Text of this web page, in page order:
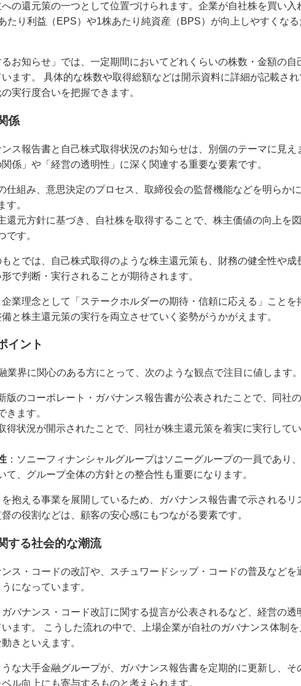
の還元策の一つとして位置づけられます。企業が自社株を買い入
たり利益（EPS）や1株あたり純資産（BPS）が向上しやすくな
お知らせ」では、一定期間においてどれくらいの株数・金額の自
ます。 具体的な株数や取得総額などは開示資料に詳細が記載さ
実行度合いを把握できます。
係
ス報告書と自己株式取得状況のお知らせは、別個のテーマに見え
係」や「経営の透明性」に深く関連する重要な要素です。
仕組み、意思決定のプロセス、取締役会の監督機能などを明らか
す。
還元方針に基づき、自社株を取得することで、株主価値の向上を
です。
とでは、自己株式取得のような株主還元策も、財務の健全性や成
で判断・実行されることが期待されます。
業理念として「ステークホルダーの期待・信頼に応える」ことを
と株主還元策の実行を両立させていく姿勢がうかがえます。
イント
界に関心のある方にとって、次のような観点で注目に値します。
版のコーポレート・ガバナンス報告書が公表されたことで、同社
きます。
得状況が開示されたことで、同社が株主還元策を着実に実行して
：ソニーフィナンシャルグループはソニーグループの一員であり
て、グループ全体の方針との整合性も重要になります。
抱える事業を展開しているため、ガバナンス報告書で示されるリ
の役割などは、顧客の安心感にもつながる要素です。
する社会的な潮流
ス・コードの改訂や、スチュワードシップ・コードの普及などを
になっています。
バナンス・コード改訂に関する提言が公表されるなど、経営の透
ます。 こうした流れの中で、上場企業が自社のガバナンス体制
きといえます。
な大手金融グループが、ガバナンス報告書を定期的に更新し、そ
ル向上にも寄与するものと考えられます。